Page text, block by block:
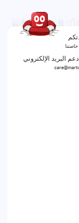
البريد الإلكتروني